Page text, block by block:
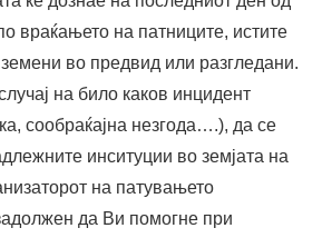
враќањето на патниците, истите
во предвид или разгледани.
на било каков инцидент
сообраќајна незгода….), да се
инситуции во земјата на
на патувањето
да Ви помогне при